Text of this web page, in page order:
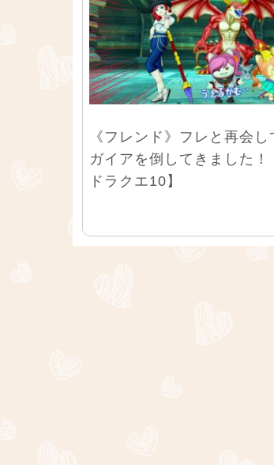
《フレンド》フレと再会
ガイアを倒してきました！
ドラクエ10】